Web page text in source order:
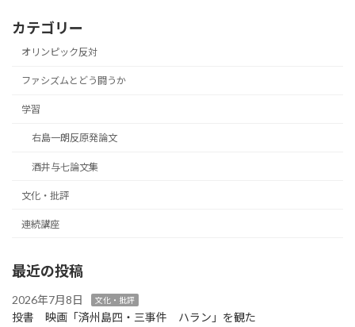
カテゴリー
オリンピック反対
ファシズムとどう闘うか
学習
右島一朗反原発論文
酒井与七論文集
文化・批評
連続講座
最近の投稿
2026年7月8日 文化・批評
投書 映画「済州島四・三事件 ハラン」を観た